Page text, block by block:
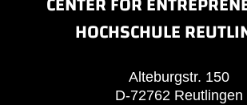
HOCHSCHULE
Alteburgstr. 150
D-72762 Reutlingen